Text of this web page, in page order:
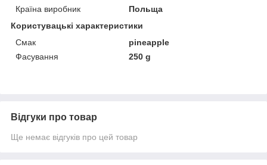
Країна виробник
Польща
Користувацькі характеристики
Смак
pineapple
Фасування
250 g
Відгуки про товар
Ще немає відгуків про цей товар